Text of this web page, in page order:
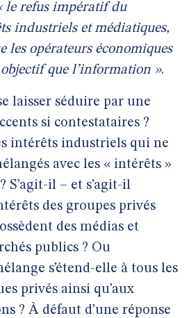
le refus impératif du
industriels et médiatiques,
les opérateurs économiques
objectif que l’information ».
laisser séduire par une
si contestataires ?
intérêts industriels qui ne
avec les « intérêts »
S’agit-il – et s’agit-il
des groupes privés
des médias et
publics ? Ou
s’étend-elle à tous les
privés ainsi qu’aux
? À défaut d’une réponse